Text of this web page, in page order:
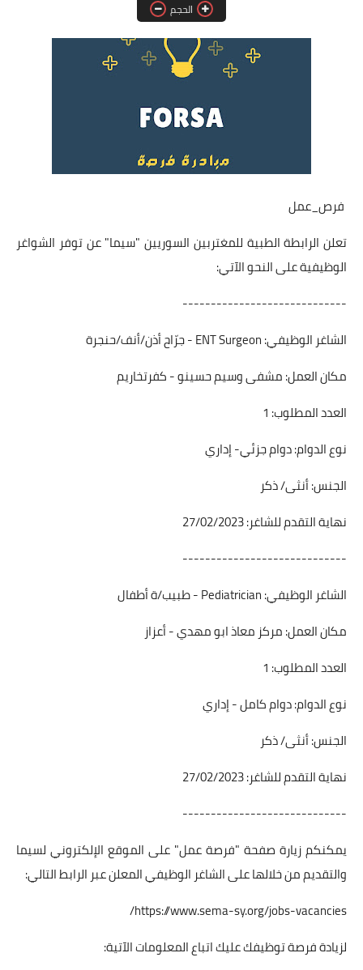
فرص عمل في العراق
فرص عمل في اليمن
دورات تدريبية
الحجم
فرص_عمل
تعلن الرابطة الطبية للمغتربين السوريين "سيما" عن توفر الشواغر
الوظيفية على النحو الآتي:
-----------------------------
الشاغر الوظيفي: ENT Surgeon - جرّاح أذن/أنف/حنجرة
مكان العمل: مشفى وسيم حسينو - كفرتخاريم
العدد المطلوب: 1
نوع الدوام: دوام جزئي- إداري
الجنس: أنثى/ ذكر
نهاية التقدم للشاغر: 27/02/2023
-----------------------------
الشاغر الوظيفي: Pediatrician - طبيب/ة أطفال
مكان العمل: مركز معاذ ابو مهدي - أعزاز
العدد المطلوب: 1
نوع الدوام: دوام كامل - إداري
الجنس: أنثى/ ذكر
نهاية التقدم للشاغر: 27/02/2023
-----------------------------
يمكنكم زيارة صفحة "فرصة عمل" على الموقع الإلكتروني لسيما
والتقديم من خلالها على الشاغر الوظيفي المعلن عبر الرابط التالي:
https://www.sema-sy.org/jobs-vacancies/
لزيادة فرصة توظيفك عليك اتباع المعلومات الآتية: